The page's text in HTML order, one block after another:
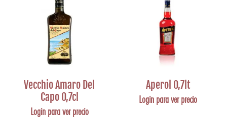
Vecchio Amaro Del
Capo 0,7cl
Login para ver precio
Aperol 0,7lt
Login para ver precio